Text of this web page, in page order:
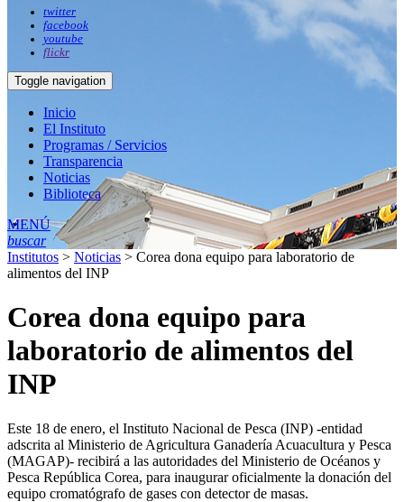
twitter
facebook
youtube
flickr
Toggle navigation
Inicio
El Instituto
Programas / Servicios
Transparencia
Noticias
Biblioteca
MENÚ
buscar
Institutos > Noticias > Corea dona equipo para laboratorio de
alimentos del INP
Corea dona equipo para
laboratorio de alimentos del
INP
Este 18 de enero, el Instituto Nacional de Pesca (INP) -entidad
adscrita al Ministerio de Agricultura Ganadería Acuacultura y Pesca
(MAGAP)- recibirá a las autoridades del Ministerio de Océanos y
Pesca República Corea, para inaugurar oficialmente la donación del
equipo cromatógrafo de gases con detector de masas.